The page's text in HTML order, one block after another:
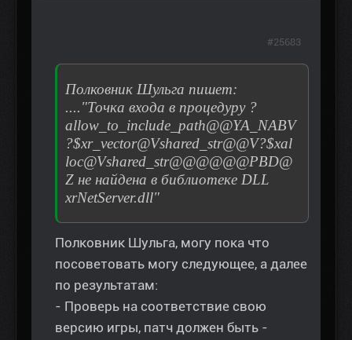
Полковник Шульга пишет:
...."Точка входа в процедуру ?
allow_to_include_path@@YA_NABV
?$xr_vector@Vshared_str@@V?$xal
loc@Vshared_str@@@@@@PBD@
Z не найдена в библиотеке DLL
xrNetServer.dll"
Полковник Шульга, могу пока что
посоветовать могу следующее, а далее
по результатам:
- Проверь на соответствие свою
версию игры, патч должен быть -
#25683